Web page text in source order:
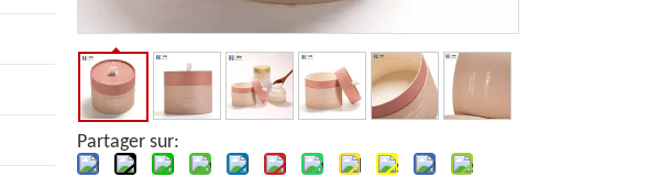
Partager sur: